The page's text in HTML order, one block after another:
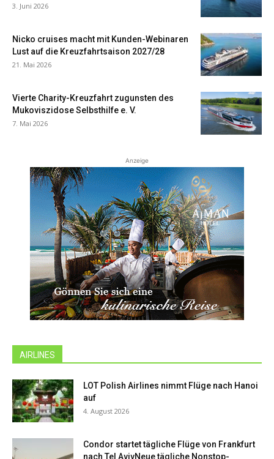
3. Juni 2026
Nicko cruises macht mit Kunden-Webinaren
Lust auf die Kreuzfahrtsaison 2027/28
21. Mai 2026
Vierte Charity-Kreuzfahrt zugunsten des
Mukoviszidose Selbsthilfe e. V.
7. Mai 2026
Anzeige
AIRLINES
LOT Polish Airlines nimmt Flüge nach Hanoi
auf
4. August 2026
Condor startet tägliche Flüge von Frankfurt
nach Tel AvivNeue tägliche Nonstop-